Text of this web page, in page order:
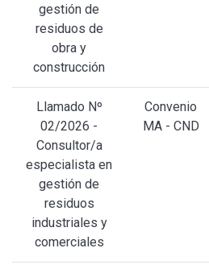
gestión de
residuos de
obra y
construcción
Llamado Nº
02/2026 -
Consultor/a
especialista en
gestión de
residuos
industriales y
comerciales
Convenio
MA - CND